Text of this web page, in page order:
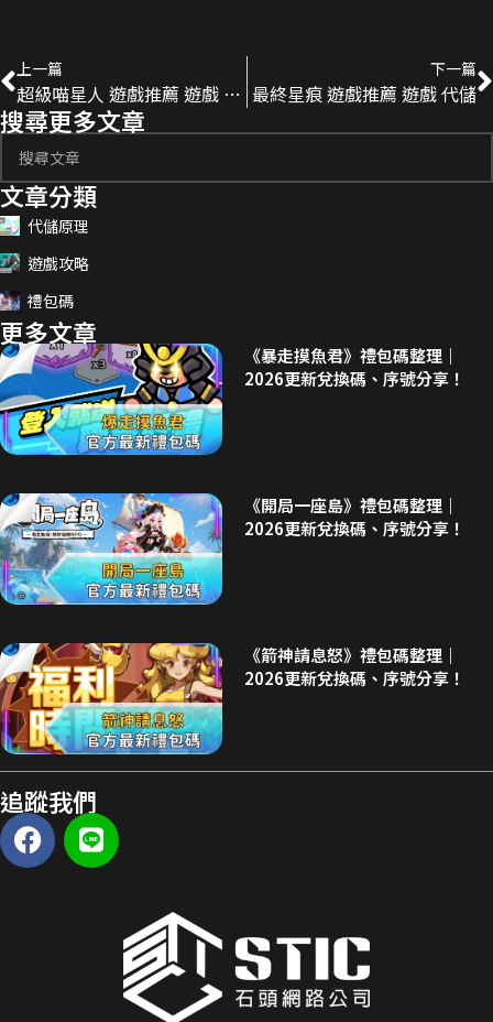
上一篇
超級喵星人 遊戲推薦 遊戲 代儲
下一篇
最終星痕 遊戲推薦 遊戲 代儲
搜尋更多文章
文章分類
代儲原理
遊戲攻略
禮包碼
更多文章
《暴走摸魚君》禮包碼整理｜
2026更新兌換碼、序號分享！
《開局一座島》禮包碼整理｜
2026更新兌換碼、序號分享！
《箭神請息怒》禮包碼整理｜
2026更新兌換碼、序號分享！
追蹤我們